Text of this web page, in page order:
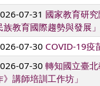
07-31 國家教育研
族教育國際趨勢與發展」
07-30 COVID-19疫
07-30轉知國立臺
》講師培訓工作坊」